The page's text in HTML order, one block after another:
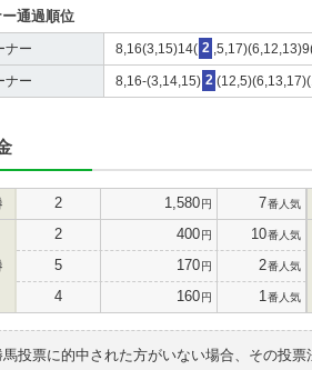
ー通過順位
ナー 8,16(3,15)14( 2
ナー 8,16-(3,14,15) 2
2 1,580円 7番人気
2 400円 10番人気
5 170円 2番人気
4 160円 1 番人気
馬投票に的中された方がいない場合、その投